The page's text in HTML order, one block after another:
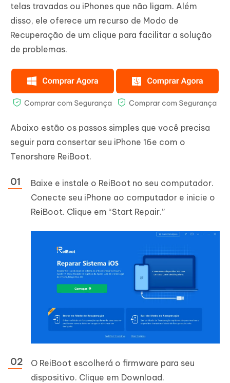
telas travadas ou iPhones que não ligam. Além
disso, ele oferece um recurso de Modo de
Recuperação de um clique para facilitar a solução
de problemas.
Abaixo estão os passos simples que você precisa
seguir para consertar seu iPhone 16e com o
Tenorshare ReiBoot.
Baixe e instale o ReiBoot no seu computador.
Conecte seu iPhone ao computador e inicie o
ReiBoot. Clique em “Start Repair.”
O ReiBoot escolherá o firmware para seu
dispositivo. Clique em Download.